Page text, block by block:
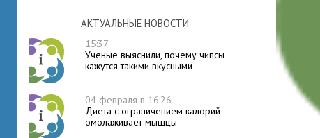
АКТУАЛЬНЫЕ НОВОСТИ
15:37
Ученые выяснили, почему чипсы
кажутся такими вкусными
04 февраля в 16:26
Диета с ограничением калорий
омолаживает мышцы